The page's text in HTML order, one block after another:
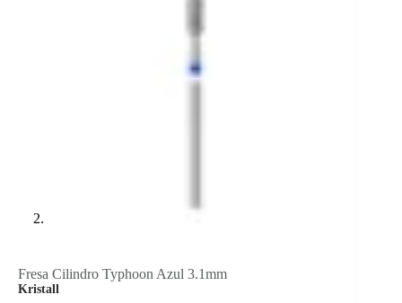
Fresa Cilindro Typhoon Azul 3.1mm
Kristall